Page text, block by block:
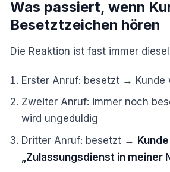
Was passiert, wenn
Besetztzeichen hören
Die Reaktion ist fast immer
Erster Anruf: besetzt → Kunde
Zweiter Anruf: immer noch
wird ungeduldig
Dritter Anruf: besetzt →
„Zulassungsdienst in meiner